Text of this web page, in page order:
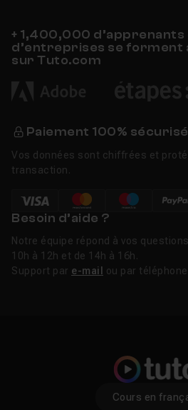
+ 1,400,000 d’apprenants
d’entreprises se forment
sur Tuto.com
Paiement 100% sécurisé
Vos données sont chiffrées et
transaction.
Besoin d’aide ?
Notre équipe répond à vos
10h à 12h et de 14h à 16h.
Support par e-mail ou par
Cours en